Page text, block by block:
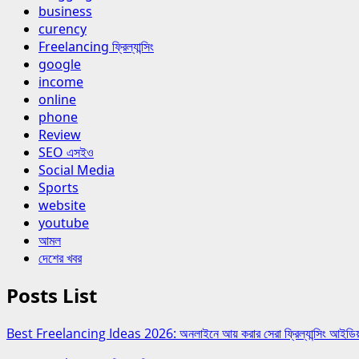
business
curency
Freelancing ফ্রিল্যান্সিং
google
income
online
phone
Review
SEO এসইও
Social Media
Sports
website
youtube
আমল
দেশের খবর
Posts List
Best Freelancing Ideas 2026: অনলাইনে আয় করার সেরা ফ্রিল্যান্সিং